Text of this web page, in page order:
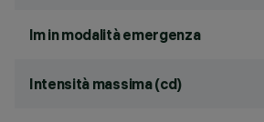
lm in modalità emergenza
Intensità massima (cd)